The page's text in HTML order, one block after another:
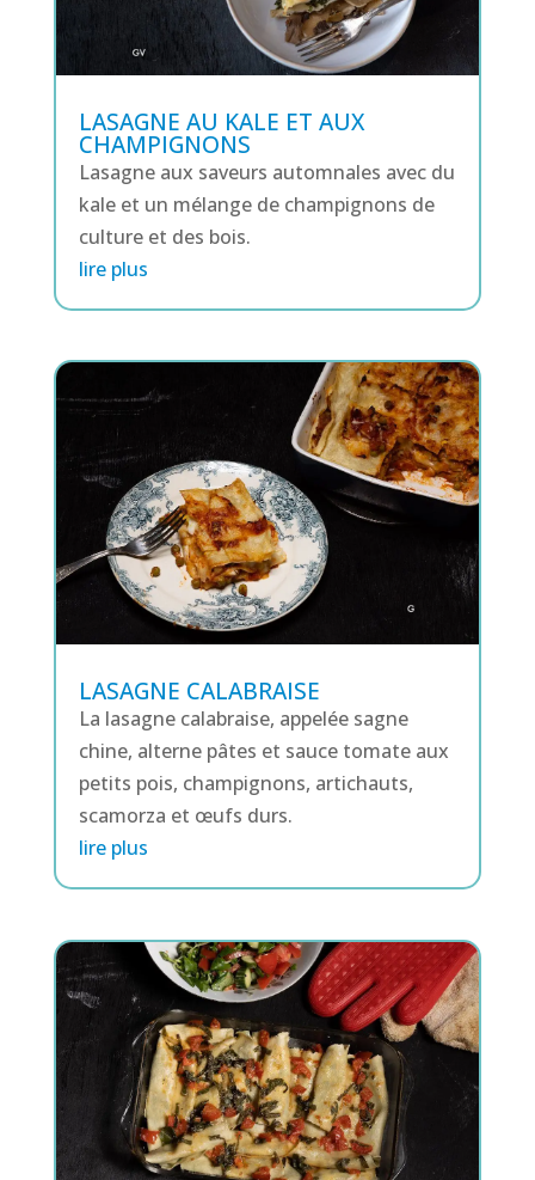
LASAGNE AU KALE ET AUX
CHAMPIGNONS
Lasagne aux saveurs automnales avec du
kale et un mélange de champignons de
culture et des bois.
lire plus
LASAGNE CALABRAISE
La lasagne calabraise, appelée sagne
chine, alterne pâtes et sauce tomate aux
petits pois, champignons, artichauts,
scamorza et œufs durs.
lire plus